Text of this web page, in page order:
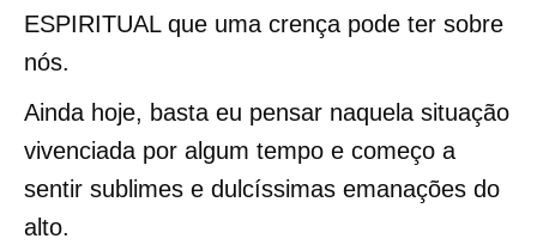
ESPIRITUAL que uma crença pode ter sobre
nós.
Ainda hoje, basta eu pensar naquela situação
vivenciada por algum tempo e começo a
sentir sublimes e dulcíssimas emanações do
alto.